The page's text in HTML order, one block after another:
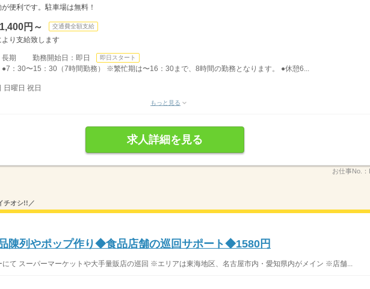
便利です。駐車場は無料！
円～ 交通費全額支給
より支給致します
長期 勤務開始日：即日 即日スタート
●7：30〜15：30（7時間勤務） ※繁忙期は〜16：30まで、8時間の勤務となります。 ●休憩6...
日曜日 祝日
もっと見る
求人詳細を見る
お仕事No.：
チオシ!!／
陳列やポップ作り◆食品店舗の巡回サポート◆1580円
にて スーパーマーケットや大手量販店の巡回 ※エリアは東海地区、名古屋市内・愛知県内がメイン ※店舗...